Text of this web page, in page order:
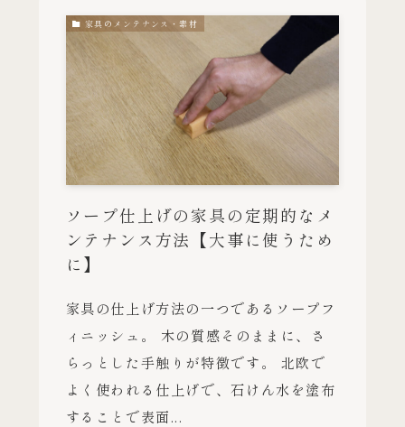
家具のメンテナンス・素材
ソープ仕上げの家具の定期的なメ
ンテナンス方法【大事に使うため
に】
家具の仕上げ方法の一つであるソープフ
ィニッシュ。 木の質感そのままに、さ
らっとした手触りが特徴です。 北欧で
よく使われる仕上げで、石けん水を塗布
することで表面...